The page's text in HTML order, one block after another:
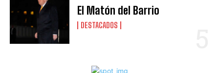
El Matón del Barrio
DESTACADOS